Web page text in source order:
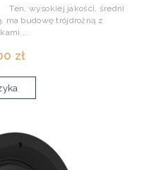
wysokiej jakości, średni
ma budowę trójdrożną z
...
zł